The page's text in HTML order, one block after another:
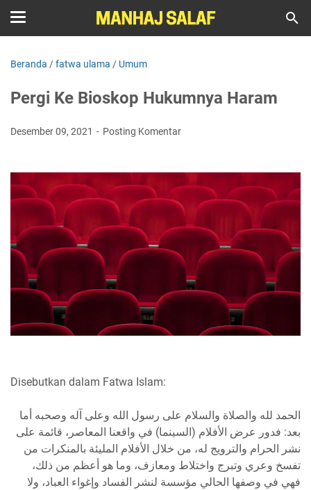
Beranda /fatwa ulama / Umum
Pergi Ke Bioskop Hukumnya Haram
Desember 09, 2021 Posting Komentar
Disebutkan dalam Fatwa Islam:
الحمد لله والصلاة والسلام على رسول الله وعلى آله وصحبه أما
بعد: فدور عرض الأفلام (السينما) في واقعنا المعاصر، قائمة على
نشر الحرام والترويج له، من خلال الأفلام المليئة بالمنكرات من
تفسخ وعري وتبرج واختلاط ومعازف، وما هو أعظم من ذلك،
فهي في وصفها الحالي مؤسسة لنشر الفساد وإغواء العباد، ولا